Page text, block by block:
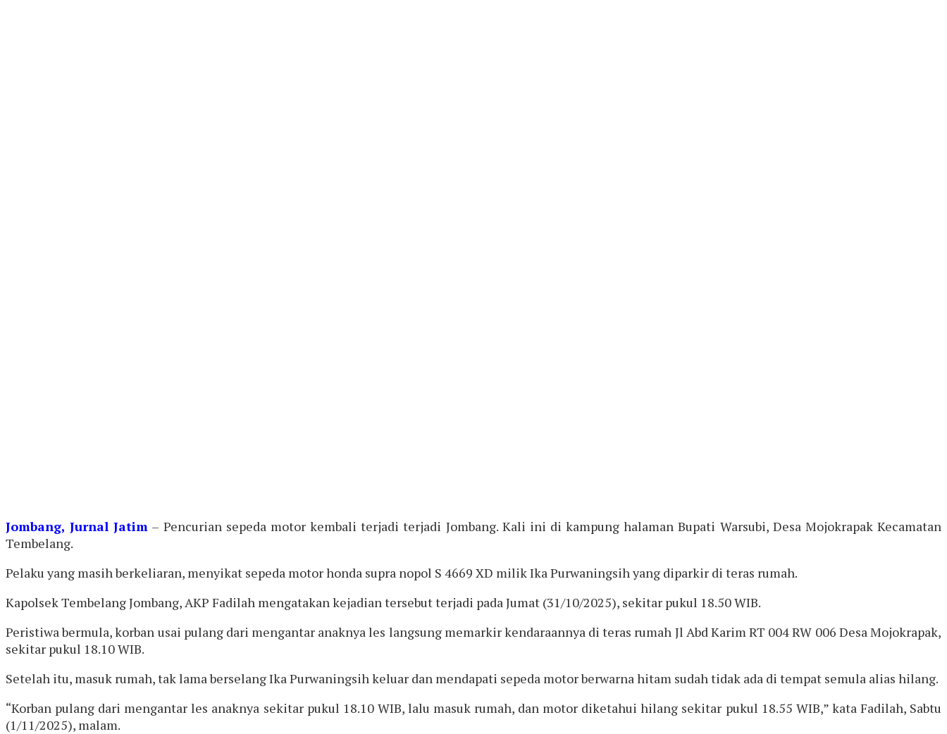
Jombang, Jurnal Jatim – Pencurian sepeda motor kembali terjadi terjadi Jombang. Kali ini di kampung halaman Bupati Warsubi, Desa Mojokrapak Kecamatan
Tembelang.
Pelaku yang masih berkeliaran, menyikat sepeda motor honda supra nopol S 4669 XD milik Ika Purwaningsih yang diparkir di teras rumah.
Kapolsek Tembelang Jombang, AKP Fadilah mengatakan kejadian tersebut terjadi pada Jumat (31/10/2025), sekitar pukul 18.50 WIB.
Peristiwa bermula, korban usai pulang dari mengantar anaknya les langsung memarkir kendaraannya di teras rumah Jl Abd Karim RT 004 RW 006 Desa Mojokrapak,
sekitar pukul 18.10 WIB.
Setelah itu, masuk rumah, tak lama berselang Ika Purwaningsih keluar dan mendapati sepeda motor berwarna hitam sudah tidak ada di tempat semula alias hilang.
“Korban pulang dari mengantar les anaknya sekitar pukul 18.10 WIB, lalu masuk rumah, dan motor diketahui hilang sekitar pukul 18.55 WIB,” kata Fadilah, Sabtu
(1/11/2025), malam.